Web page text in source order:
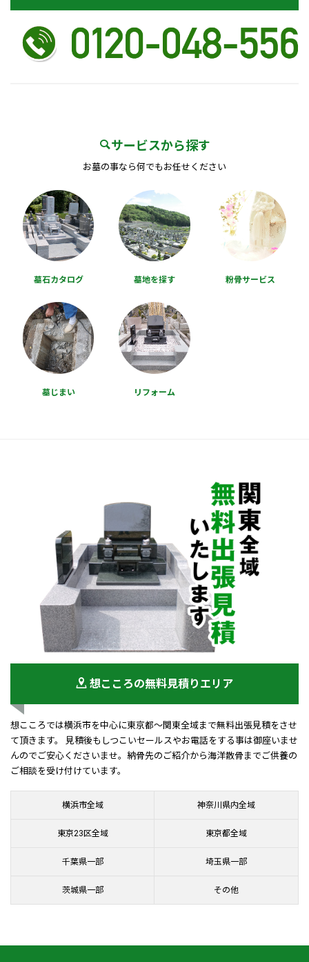
サービスから探す
お墓の事なら何でもお任せください
墓石カタログ 墓地を探す 粉骨サービス
墓じまい リフォーム
想こころの無料見積りエリア
想こころでは横浜市を中心に東京都～関東全域まで無料出張見積をさせ
て頂きます。 見積後もしつこいセールスやお電話をする事は御座いませ
んのでご安心くださいませ。納骨先のご紹介から海洋散骨までご供養の
ご相談を受け付けています。
横浜市全域 神奈川県内全域
東京23区全域 東京都全域
千葉県一部 埼玉県一部
茨城県一部 その他